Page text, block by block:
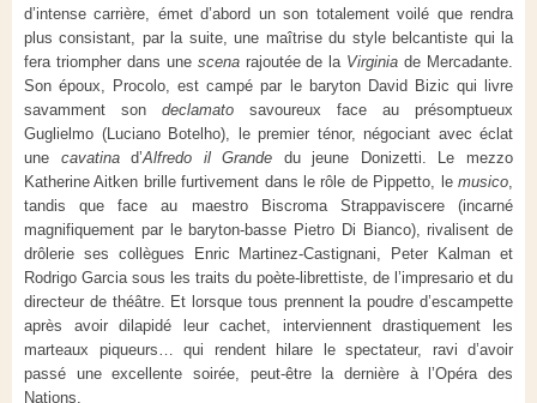
d’intense carrière, émet d’abord un son totalement voilé que rendra
plus consistant, par la suite, une maîtrise du style belcantiste qui la
fera triompher dans une scenarajoutée de la Virginia de Mercadante.
Son époux, Procolo, est campé par le baryton David Bizic qui livre
savamment son declamato savoureux face au présomptueux
Guglielmo (Luciano Botelho), le premier ténor, négociant avec éclat
une cavatinad’Alfredo il Grande du jeune Donizetti. Le mezzo
Katherine Aitken brille furtivement dans le rôle de Pippetto, le musico
tandis que face au maestro Biscroma Strappaviscere (incarné
magnifiquement par le baryton-basse Pietro Di Bianco), rivalisent de
drôlerie ses collègues Enric Martinez-Castignani, Peter Kalman et
Rodrigo Garcia sous les traits du poète-librettiste, de l’impresario et du
directeur de théâtre. Et lorsque tous prennent la poudre d’escampette
après avoir dilapidé leur cachet, interviennent drastiquement les
marteaux piqueurs… qui rendent hilare le spectateur, ravi d’avoir
passé une excellente soirée, peut-être la dernière à l’Opéra des
Nations.